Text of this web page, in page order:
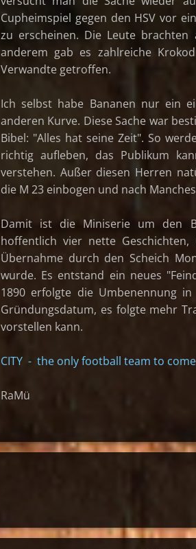
Cupheimspiel gegen den HSV vor
zu erscheinen. Die Leute
anderem gab es zahlreiche
Verwandte getroffen.
Ich selbst habe Bananen nur ein
anderen Kurve. Diese Sache war
Bibel: "Alles hat seine Zeit". So
richtig aufleben, das Publikum
verstehen. Außer diesen Herren
die M 23 einbogen und nach
Damit ist die Miniserie um den
hoffentlich vier nette
Übernahme durch den Scheich
wurde. Es entstand ein neues
1890 erfolgte die Umbenennung
Gründungsdatum, es folgte mehr
vorstellen kann.
CITY - the only football team to
RaMü